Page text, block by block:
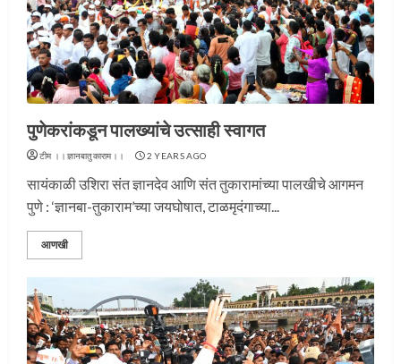
पुणेकरांकडून पालख्यांचे उत्साही स्वागत
टीम ।।ज्ञानबातुकाराम।। 2 YEARS AGO
सायंकाळी उशिरा संत ज्ञानदेव आणि संत तुकारामांच्या पालखीचे आगमन
पुणे : ‘ज्ञानबा-तुकाराम’च्या जयघोषात, टाळमृदंगाच्या...
आणखी